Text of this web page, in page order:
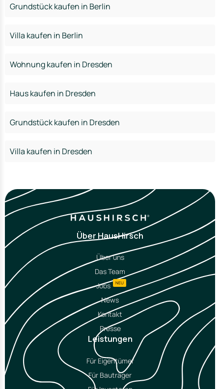
Grundstück kaufen in Berlin
Villa kaufen in Berlin
Wohnung kaufen in Dresden
Haus kaufen in Dresden
Grundstück kaufen in Dresden
Villa kaufen in Dresden
Über HausHirsch
Über uns
Das Team
Jobs
NEU
News
Kontakt
Presse
Leistungen
Für Eigentümer
Für Bauträger